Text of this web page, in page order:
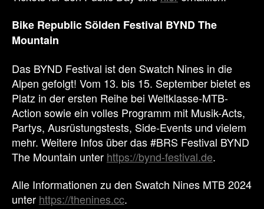
Bike Republic Sölden Festival BYND The
Mountain
Das BYND Festival ist den Swatch Nines in die
Alpen gefolgt! Vom 13. bis 15. September bietet es
Platz in der ersten Reihe bei Weltklasse-MTB-
Action sowie ein volles Programm mit Musik-Acts,
Partys, Ausrüstungstests, Side-Events und vielem
mehr. Weitere Infos über das #BRS Festival BYND
The Mountain unter https://bynd-festival.de.
Alle Informationen zu den Swatch Nines MTB 2024
unter https://thenines.cc.